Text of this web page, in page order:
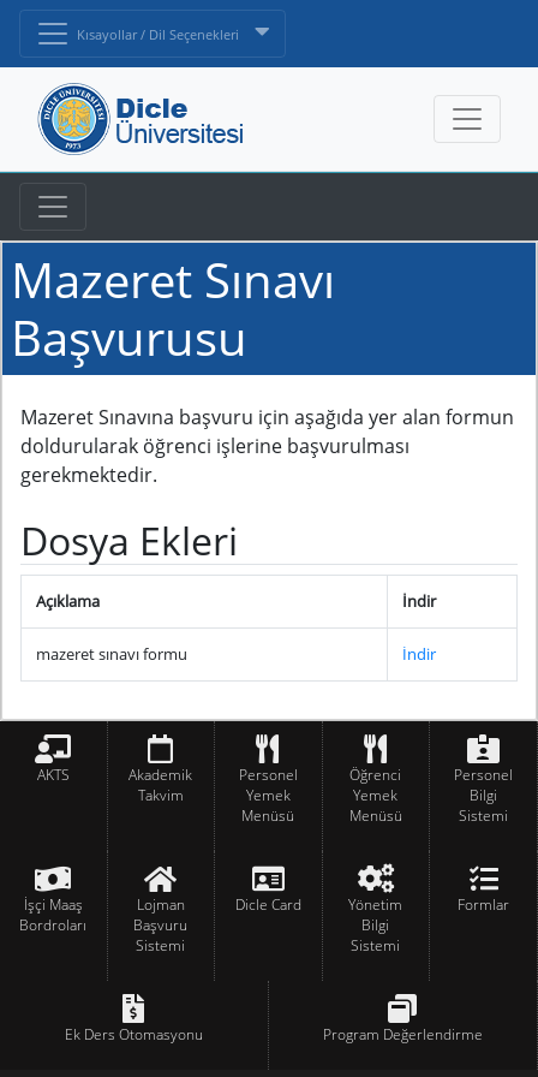
Kısayollar / Dil Seçenekleri
Mazeret Sınavı
Başvurusu
Mazeret Sınavına başvuru için aşağıda yer alan formun
doldurularak öğrenci işlerine başvurulması
gerekmektedir.
Dosya Ekleri
Açıklama İndir
mazeret sınavı formu İndir
AKTS
Akademik
Takvim
Personel
Yemek
Menüsü
Öğrenci
Yemek
Menüsü
Personel
Bilgi
Sistemi
İşçi Maaş
Bordroları
Lojman
Başvuru
Sistemi
Dicle Card
Yönetim
Bilgi
Sistemi
Formlar
Ek Ders Otomasyonu Program Değerlendirme